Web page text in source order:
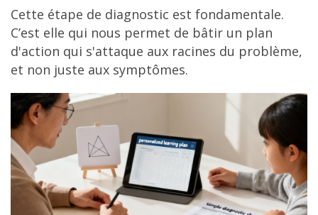
Cette étape de diagnostic est fondamentale.
C’est elle qui nous permet de bâtir un plan
d'action qui s'attaque aux racines du problème,
et non juste aux symptômes.